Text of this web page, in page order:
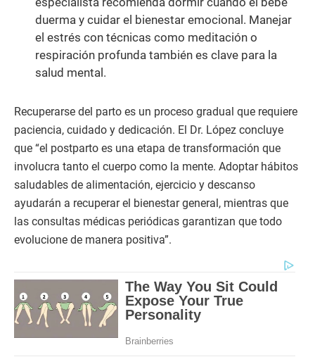
duerma y cuidar el bienestar emocional. Manejar
el estrés con técnicas como meditación o
respiración profunda también es clave para la
salud mental.
Recuperarse del parto es un proceso gradual que requiere
paciencia, cuidado y dedicación. El Dr. López concluye
que “el postparto es una etapa de transformación que
involucra tanto el cuerpo como la mente. Adoptar hábitos
saludables de alimentación, ejercicio y descanso
ayudarán a recuperar el bienestar general, mientras que
las consultas médicas periódicas garantizan que todo
evolucione de manera positiva”.